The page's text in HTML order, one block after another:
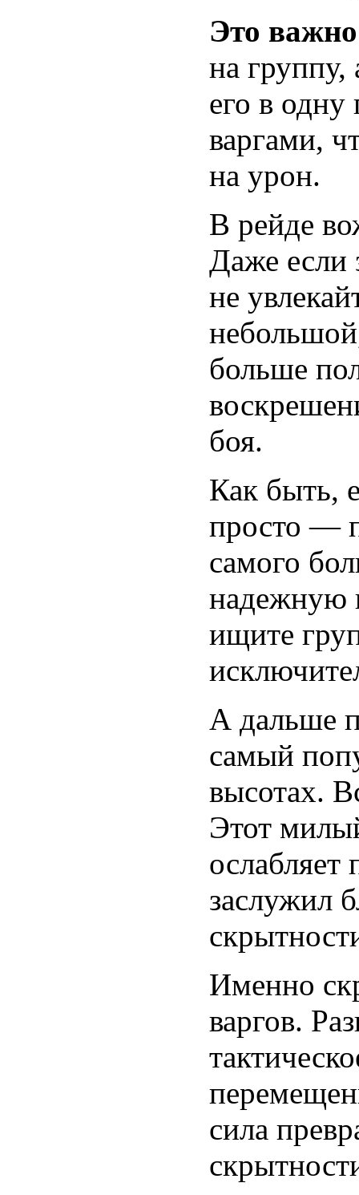
Это
на группу,
его в
варгами,
на урон.
В рейде
Даже если
не
больше
боя.
Как быть,
просто —
самого
надежную
ищите
А дальше
самый
высотах.
Этот
ослабляет
заслужил
Именно
варгов.
сила